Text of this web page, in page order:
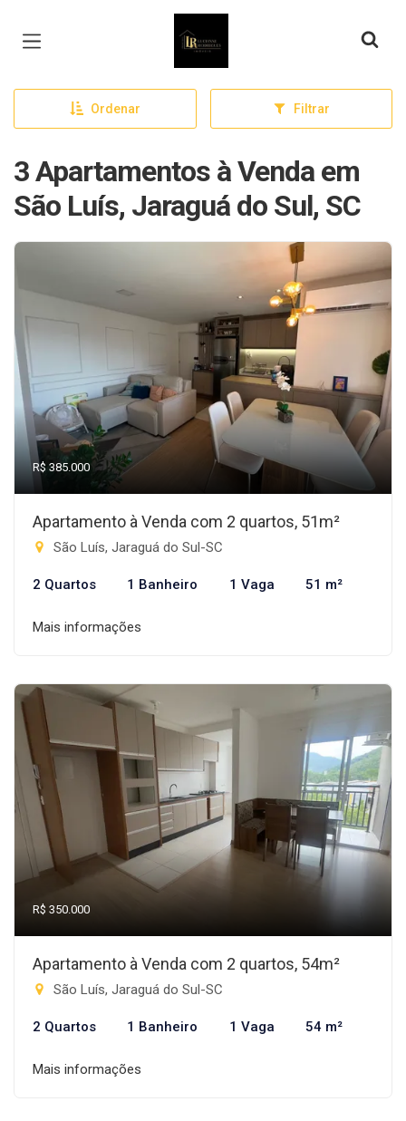
Página inicial
Ordenar Filtrar
3 Apartamentos à Venda em
São Luís, Jaraguá do Sul, SC
R$ 385.000
Apartamento à Venda com 2 quartos, 51m²
São Luís, Jaraguá do Sul-SC
2 Quartos 1 Banheiro 1 Vaga 51 m²
Mais informações
R$ 350.000
Apartamento à Venda com 2 quartos, 54m²
São Luís, Jaraguá do Sul-SC
2 Quartos 1 Banheiro 1 Vaga 54 m²
Mais informações